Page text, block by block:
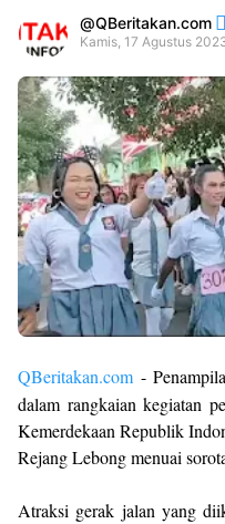
QBeritakan.com
Kamis, 17 Agustus
QBeritakan.com -
dalam rangkaian kegiatan
Kemerdekaan Republik
Rejang Lebong menuai
Atraksi gerak jalan yang